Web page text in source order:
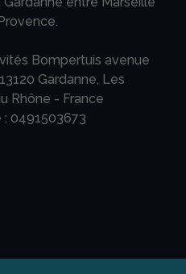
Bompertuis avenue
Gardanne, Les
Rhône - France
: 0491503673